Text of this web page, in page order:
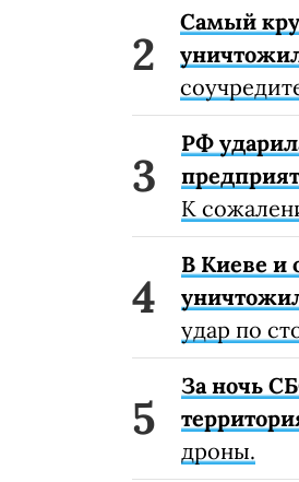
Самый
РФ
К
В Киеве и
удар по
За ночь
дроны.